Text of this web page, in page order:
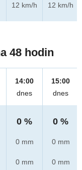
12 km/h
12 km/h
48 hodin
14:00
dnes
0 %
0 mm
0 mm
15:00
dnes
0 %
0 mm
0 mm